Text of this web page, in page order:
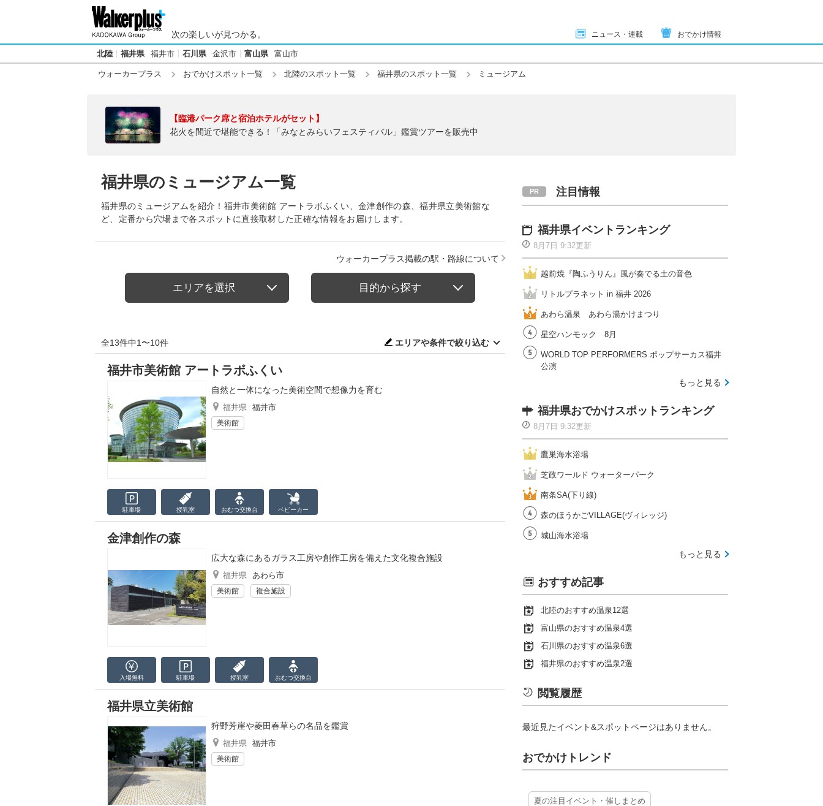
次の楽しいが見つかる。 ニュース・連載 おでかけ情報
北陸 福井県 福井市 石川県 金沢市 富山県 富山市
ウォーカープラス おでかけスポット一覧 北陸のスポット一覧 福井県のスポット一覧 ミュージアム
【臨港パーク席と宿泊ホテルがセット】
花火を間近で堪能できる！「みなとみらいフェスティバル」鑑賞ツアーを販売中
福井県のミュージアム一覧
福井県のミュージアムを紹介！福井市美術館 アートラボふくい、金津創作の森、福井県立美術館な
ど、定番から穴場まで各スポットに直接取材した正確な情報をお届けします。
ウォーカープラス掲載の駅・路線について
エリアを選択 目的から探す
全13件中1〜10件 エリアや条件で絞り込む
福井市美術館 アートラボふくい
自然と一体になった美術空間で想像力を育む
福井県 福井市
美術館
駐車場 授乳室 おむつ交換台 ベビーカー
金津創作の森
広大な森にあるガラス工房や創作工房を備えた文化複合施設
福井県 あわら市
美術館 複合施設
入場無料 駐車場 授乳室 おむつ交換台
福井県立美術館
狩野芳崖や菱田春草らの名品を鑑賞
福井県 福井市
美術館
注目情報
福井県イベントランキング
8月7日 9:32更新
越前焼『陶ふうりん』風が奏でる土の音色
リトルプラネット in 福井 2026
あわら温泉 あわら湯かけまつり
星空ハンモック 8月
WORLD TOP PERFORMERS ポップサーカス福井
公演
もっと見る
福井県おでかけスポットランキング
8月7日 9:32更新
鷹巣海水浴場
芝政ワールド ウォーターパーク
南条SA(下り線)
森のほうかごVILLAGE(ヴィレッジ)
城山海水浴場
もっと見る
おすすめ記事
北陸のおすすめ温泉12選
富山県のおすすめ温泉4選
石川県のおすすめ温泉6選
福井県のおすすめ温泉2選
閲覧履歴
最近見たイベント&スポットページはありません。
おでかけトレンド
夏の注目イベント・催しまとめ